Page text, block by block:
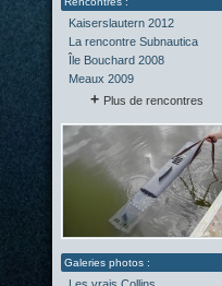
Kaiserslautern 2012
La rencontre Subnautica
Île Bouchard 2008
Meaux 2009
Plus de rencontres